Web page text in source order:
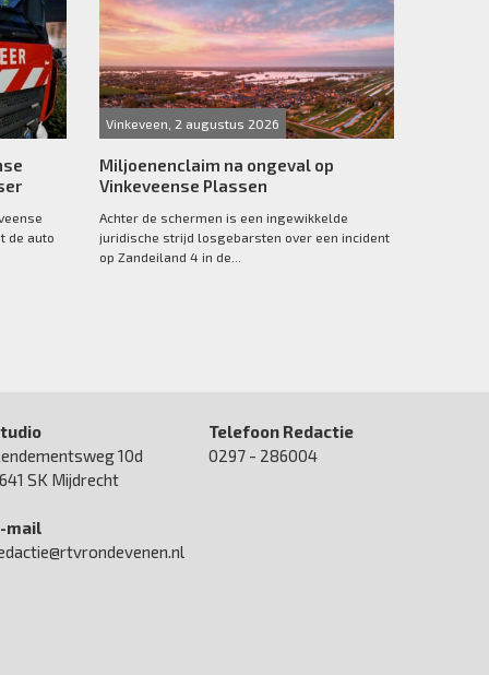
de auto
Vinkeveen, 2 augustus 2026
Miljoenenclaim na ongeval op
Vinkeveense Plassen
Achter de schermen is een ingewikkelde
juridische strijd losgebarsten over een incident
op Zandeiland 4 in de...
10d
SK Mijdrecht
mail
Telefoon Redactie
0297 - 286004